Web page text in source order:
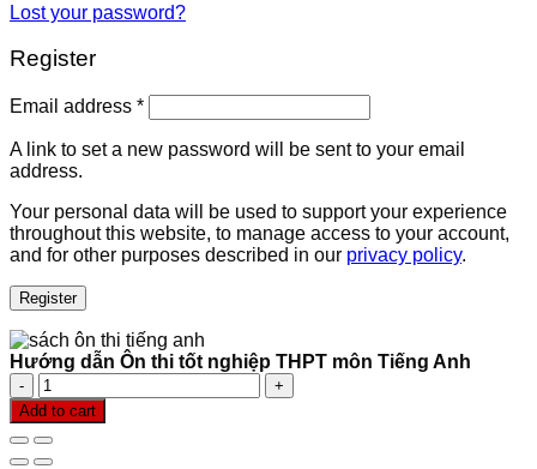
Lost your password?
Register
Email address *
A link to set a new password will be sent to your email
address.
Your personal data will be used to support your experience
throughout this website, to manage access to your account,
and for other purposes described in our privacy policy.
Register
Hướng dẫn Ôn thi tốt nghiệp THPT môn Tiếng Anh
Hướng
dẫn
Ôn
thi
Add to cart